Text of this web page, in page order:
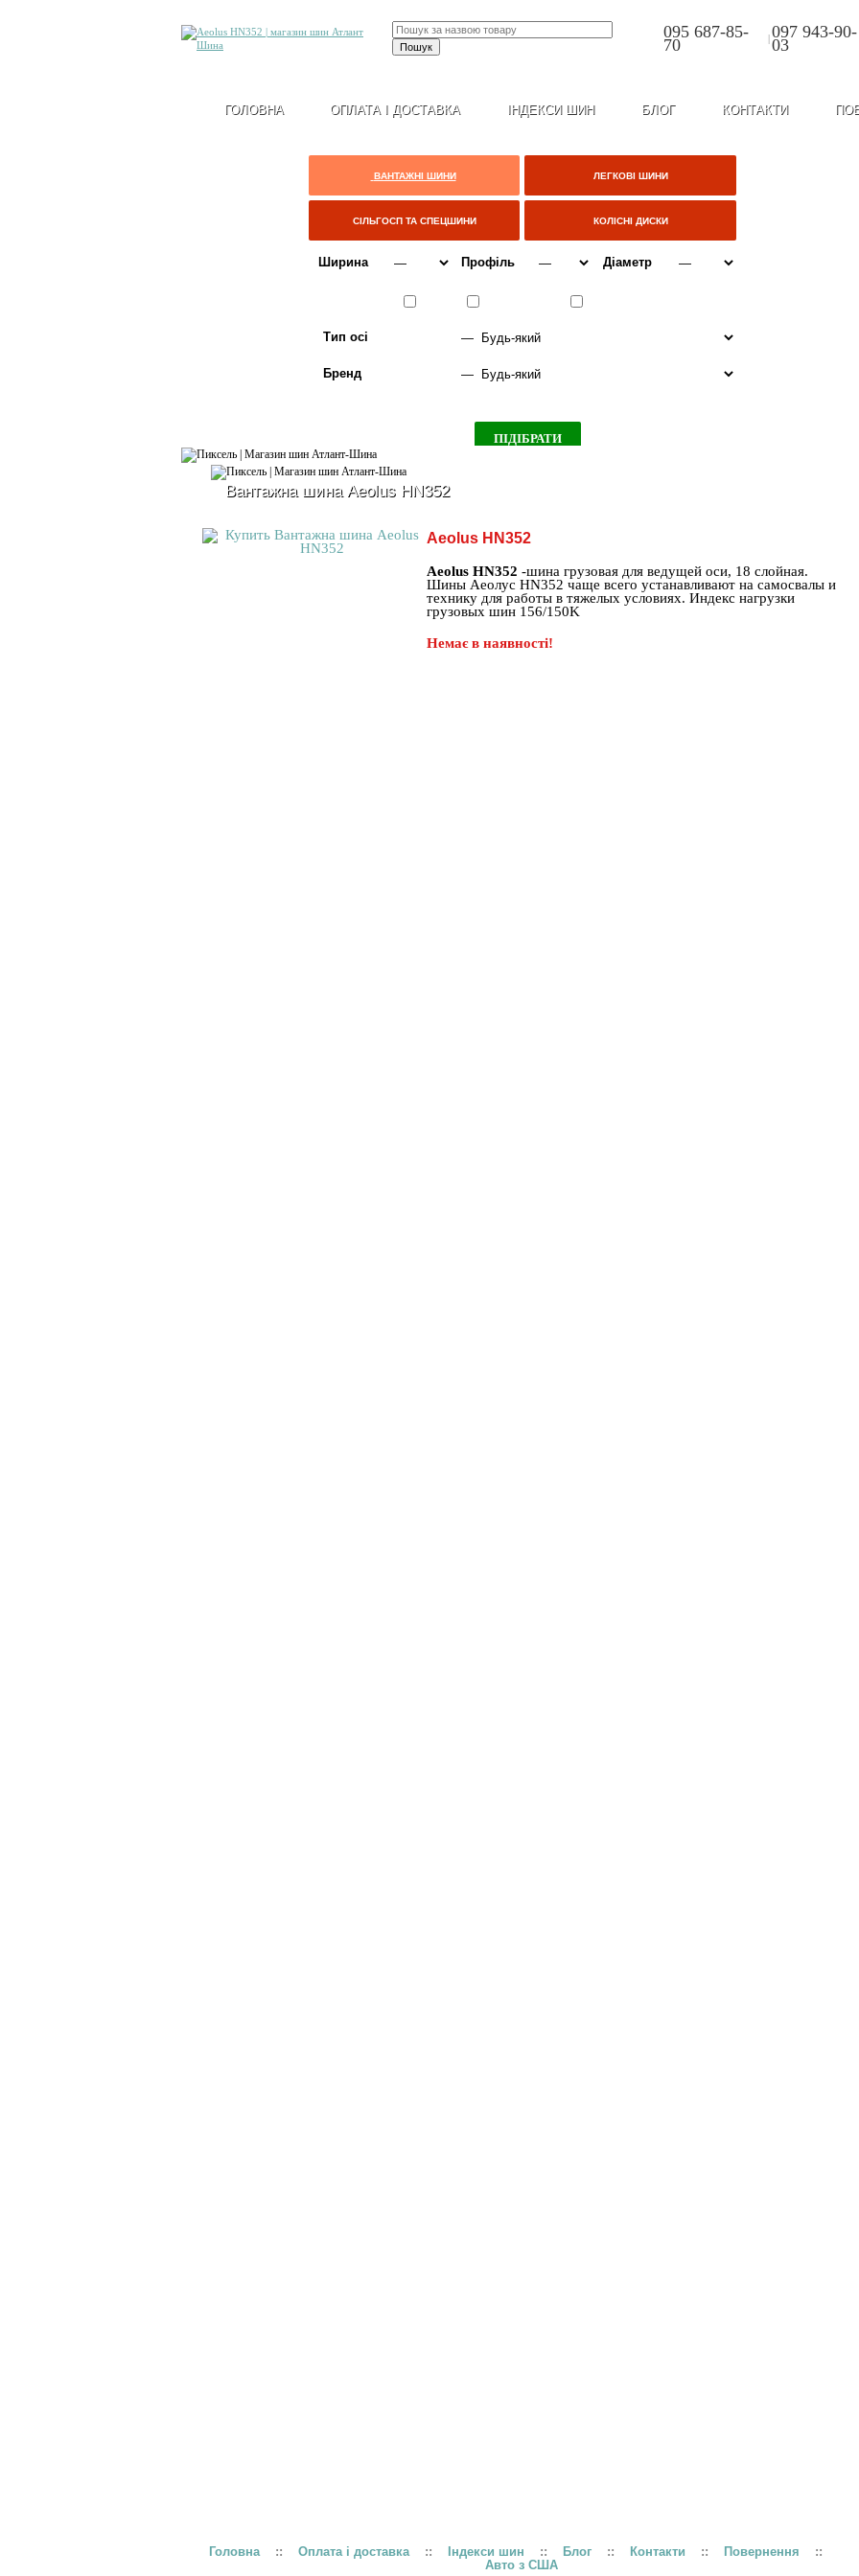
095 687-85-
70 |097 943-90-
03
ГОЛОВНА ОПЛАТА І ДОСТАВКА ІНДЕКСИ ШИН БЛОГ КОНТАКТИ
ВАНТАЖНІ ШИНИ ЛЕГКОВІ ШИНИ
СІЛЬГОСП ТА СПЕЦШИНИ КОЛІСНІ ДИСКИ
Ширина Профіль Діаметр
Тип осі
Бренд
Вантажна шина Aeolus HN352
Aeolus HN352
Aeolus HN352 -шина грузовая для ведущей оси, 18 слойная.
Шины Аеолус HN352 чаще всего устанавливают на самосвалы и
технику для работы в тяжелых условиях. Индекс нагрузки
грузовых шин 156/150K
Немає в наявності!
Головна:: Оплата і доставка:: Індекси шин :: Блог :: Контакти :: Повернення ::
Авто з США